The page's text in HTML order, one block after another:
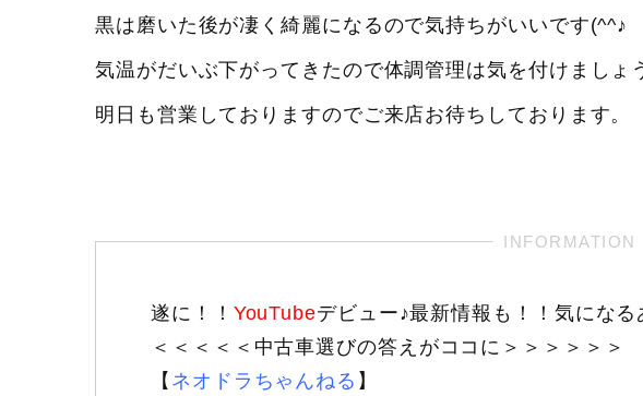
黒は磨いた後が凄く綺麗になるので気持ちがいいです(^^♪
気温がだいぶ下がってきたので体調管理は気を付けましょ
明日も営業しておりますのでご来店お待ちしております。
遂に！！ YouTubeデビュー♪最新情報も！！気になる
＜＜＜＜＜中古車選びの答えがココに＞＞＞＞＞＞
【 ネオドラちゃんねる 】